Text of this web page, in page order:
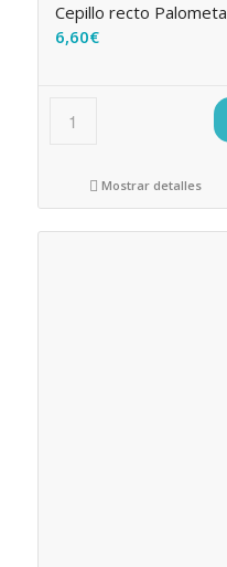
Cepillo recto Palometa
6,60€
Mostrar detalles